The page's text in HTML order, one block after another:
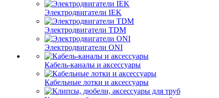
Электродвигатели IEK
Электродвигатели TDM
Электродвигатели ONI
Кабель-каналы и аксессуары
Кабельные лотки и аксессуары